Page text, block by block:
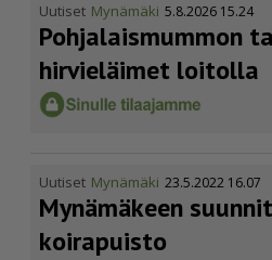
Uutiset Mynämäki 5.8.2026 15.24
Pohja­lais­mummon
hirvieläimet loitolla
Uutiset Mynämäki 23.5.2022 16.07
Mynämäkeen
koirapuisto